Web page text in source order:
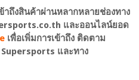
าถึงสินค้าผ่านหลากหลายช่องทาง
และออนไลน์ยอด
เพื่อเพิ่มการเข้าถึง ติดตาม
และทาง